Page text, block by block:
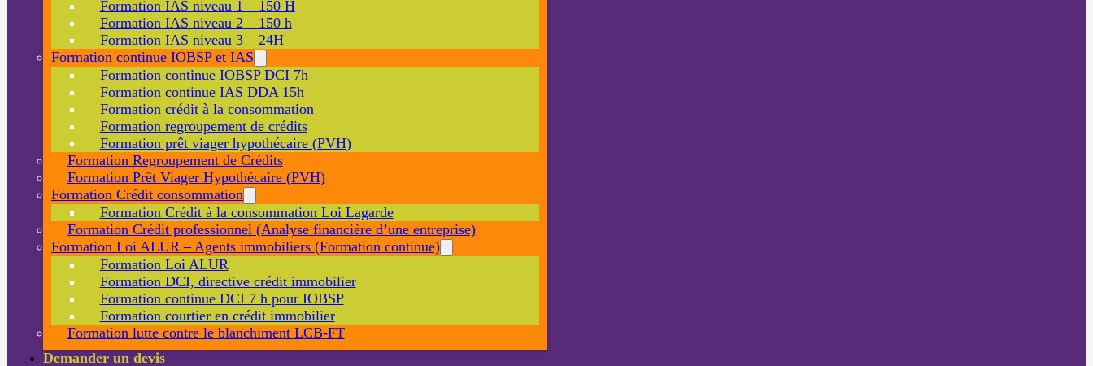
Formation IAS niveau 1 – 150 H
Formation IAS niveau 2 – 150 h
Formation IAS niveau 3 – 24H
Formation continue IOBSP et IAS
Formation continue IOBSP DCI 7h
Formation continue IAS DDA 15h
Formation crédit à la consommation
Formation regroupement de crédits
Formation prêt viager hypothécaire (PVH)
Formation Regroupement de Crédits
Formation Prêt Viager Hypothécaire (PVH)
Formation Crédit consommation
Formation Crédit à la consommation Loi Lagarde
Formation Crédit professionnel (Analyse financière d’une entreprise)
Formation Loi ALUR – Agents immobiliers (Formation continue)
Formation Loi ALUR
Formation DCI, directive crédit immobilier
Formation continue DCI 7 h pour IOBSP
Formation courtier en crédit immobilier
Formation lutte contre le blanchiment LCB-FT
Demander un devis